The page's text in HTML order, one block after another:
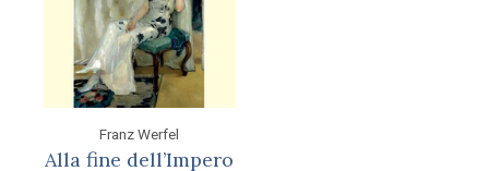
Franz Werfel
Alla fine dell’Impero